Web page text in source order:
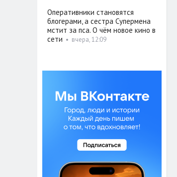
Оперативники становятся
блогерами, а сестра Супермена
мстит за пса. О чём новое кино в
сети • вчера, 12:09